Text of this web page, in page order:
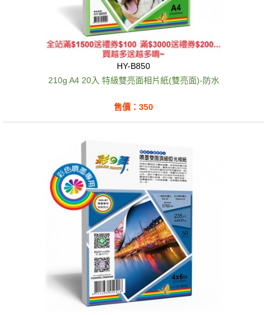
HY-B850
210g A4 20入 特級雙亮面相片紙(雙亮面)-防水
售價：350